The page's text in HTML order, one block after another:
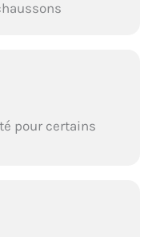
pour certains